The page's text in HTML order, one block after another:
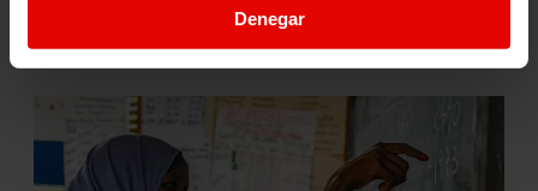
Denegar
educación de calidad, a pesar de las enormes
dificultades.